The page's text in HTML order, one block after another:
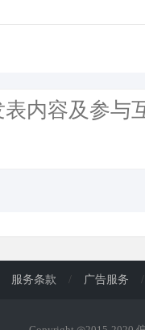
服务条款 / 广告服务 /